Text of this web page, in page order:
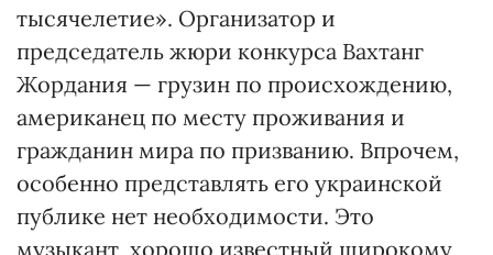
тысячелетие». Организатор и
председатель жюри конкурса Вахтанг
Жордания — грузин по происхождению,
американец по месту проживания и
гражданин мира по призванию. Впрочем,
особенно представлять его украинской
публике нет необходимости. Это
музыкант, хорошо известный широкому